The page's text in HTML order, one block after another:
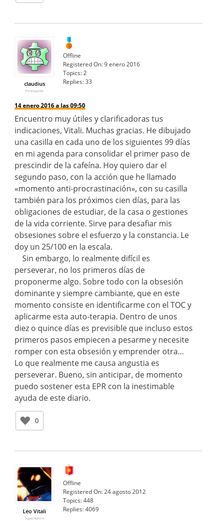
claudius
Participante
Offline
Registered On:9 enero 2016
Topics:2
Replies:33
14 enero 2016 a las 09:50
Encuentro muy útiles y clarificadoras tus
indicaciones, Vitali. Muchas gracias. He dibujado
una casilla en cada uno de los siguientes 99 días
en mi agenda para consolidar el primer paso de
prescindir de la cafeína. Hoy quiero dar el
segundo paso, con la acción que he llamado
«momento anti-procrastinación», con su casilla
también para los próximos cien días, para las
obligaciones de estudiar, de la casa o gestiones
de la vida corriente. Sirve para desafiar mis
obsesiones sobre el esfuerzo y la constancia. Le
doy un 25/100 en la escala.
Sin embargo, lo realmente difícil es
perseverar, no los primeros días de
proponerme algo. Sobre todo con la obsesión
dominante y siempre cambiante, que en este
momento consiste en identificarme con el TOC y
aplicarme esta auto-terapia. Dentro de unos
diez o quince días es previsible que incluso estos
primeros pasos empiecen a pesarme y necesite
romper con esta obsesión y emprender otra…
Lo que realmente me causa angustia es
perseverar. Bueno, sin anticipar, de momento
puedo sostener esta EPR con la inestimable
ayuda de este diario.
0
Leo Vitali
SuperAdmin
Offline
Registered On:24 agosto 2012
Topics:448
Replies:4069